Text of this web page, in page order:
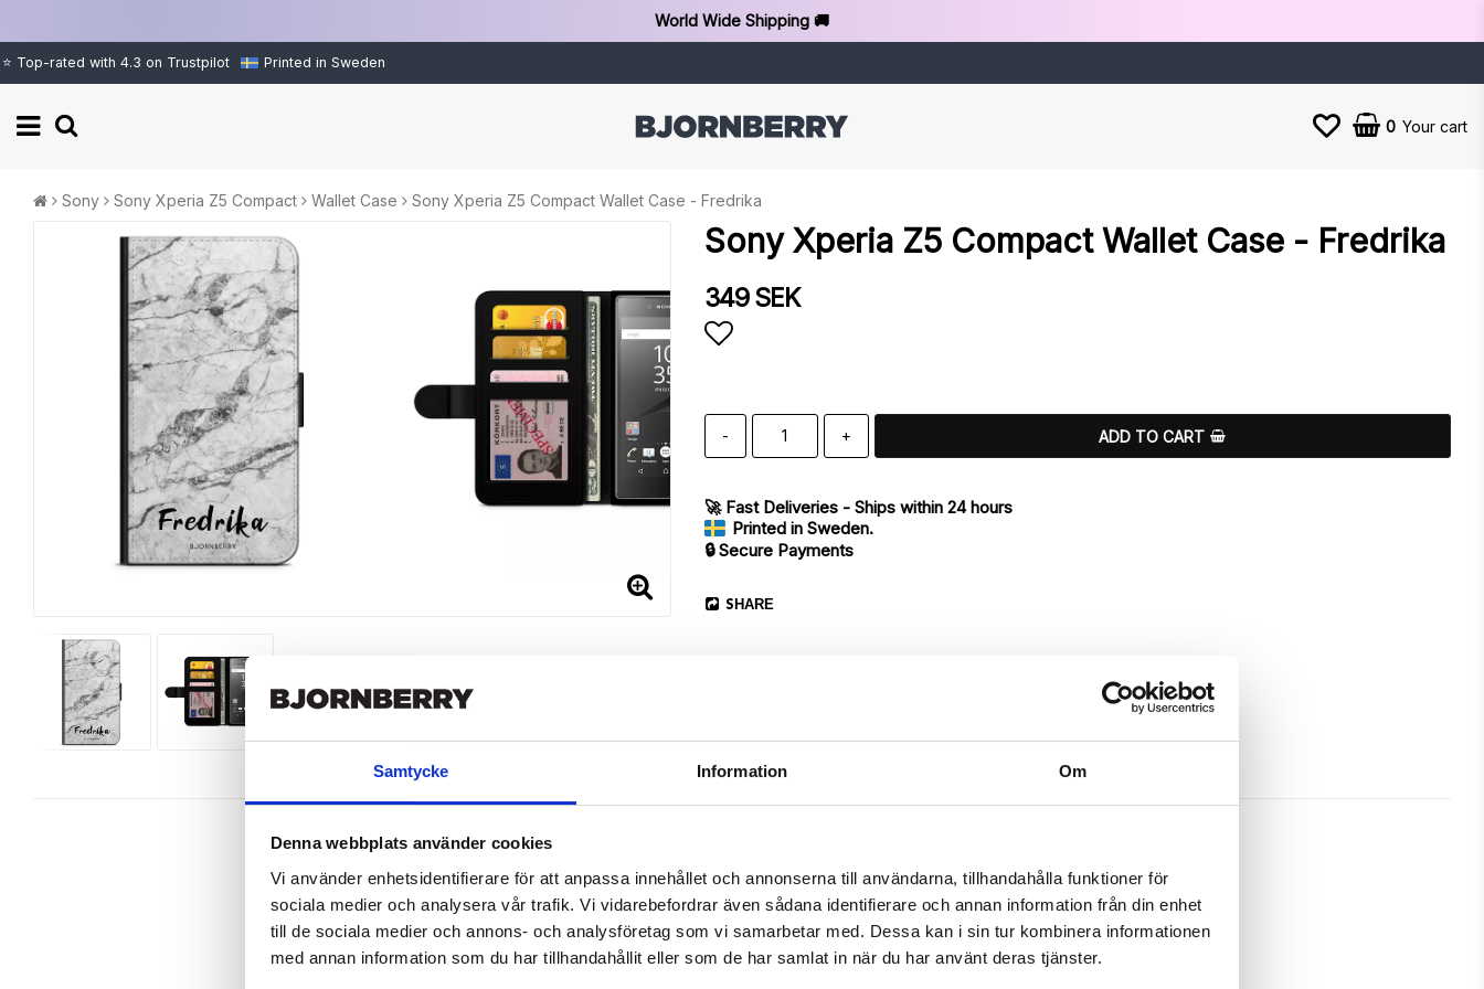
Samtycke Information Om
Denna webbplats använder cookies
Vi använder enhetsidentifierare för att anpassa innehållet och annonserna till användarna, tillhandahålla funktioner för
sociala medier och analysera vår trafik. Vi vidarebefordrar även sådana identifierare och annan information från din enhet
till de sociala medier och annons- och analysföretag som vi samarbetar med. Dessa kan i sin tur kombinera informationen
med annan information som du har tillhandahållit eller som de har samlat in när du har använt deras tjänster.
World Wide Shipping 🚚
⭐ Top-rated with 4.3 on Trustpilot Printed in Sweden
0 Your cart
Sony Sony Xperia Z5 Compact Wallet Case Sony Xperia Z5 Compact Wallet Case - Fredrika
Sony Xperia Z5 Compact Wallet Case - Fredrika
349 SEK
- + ADD TO CART
🚀 Fast Deliveries - Ships within 24 hours
Printed in Sweden.
🔒 Secure Payments
SHARE
Article no.: 165037
Wallet case from Bjornberry for your Sony Xperia Z5 Compact with unique “Fredrika”-pattern. Which gives great protection and has a
unique design.